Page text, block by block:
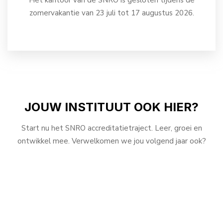
zomervakantie van 23 juli tot 17 augustus 2026.
JOUW INSTITUUT OOK HIER?
Start nu het SNRO accreditatietraject. Leer, groei en
ontwikkel mee. Verwelkomen we jou volgend jaar ook?